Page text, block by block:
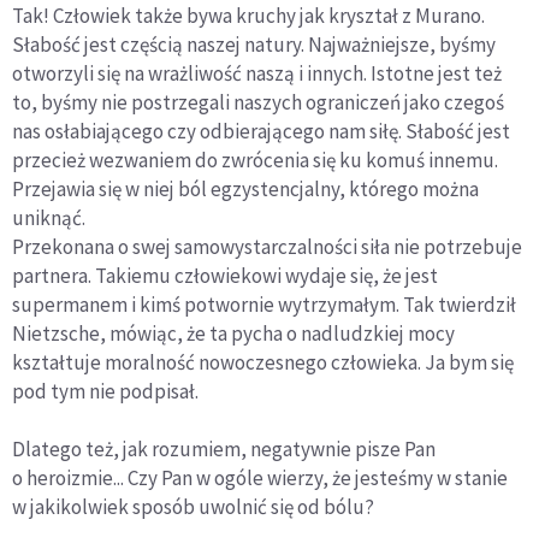
Tak! Człowiek także bywa kruchy jak kryształ z Murano.
Słabość jest częścią naszej natury. Najważniejsze, byśmy
otworzyli się na wrażliwość naszą i innych. Istotne jest też
to, byśmy nie postrzegali naszych ograniczeń jako czegoś
nas osłabiającego czy odbierającego nam siłę. Słabość jest
przecież wezwaniem do zwrócenia się ku komuś innemu.
Przejawia się w niej ból egzystencjalny, którego można
uniknąć.
Przekonana o swej samowystarczalności siła nie potrzebuje
partnera. Takiemu człowiekowi wydaje się, że jest
supermanem i kimś potwornie wytrzymałym. Tak twierdził
Nietzsche, mówiąc, że ta pycha o nadludzkiej mocy
kształtuje moralność nowoczesnego człowieka. Ja bym się
pod tym nie podpisał.
Dlatego też, jak rozumiem, negatywnie pisze Pan
o heroizmie... Czy Pan w ogóle wierzy, że jesteśmy w stanie
w jakikolwiek sposób uwolnić się od bólu?